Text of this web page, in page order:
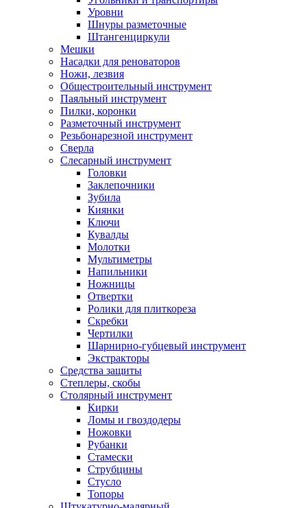
Уровни
Шнуры разметочные
Штангенциркули
Мешки
Насадки для реноваторов
Ножи, лезвия
Общестроительный инструмент
Паяльный инструмент
Пилки, коронки
Разметочный инструмент
Резьбонарезной инструмент
Сверла
Слесарный инструмент
Головки
Заклепочники
Зубила
Киянки
Ключи
Кувалды
Молотки
Мультиметры
Напильники
Ножницы
Отвертки
Ролики для плиткореза
Скребки
Чертилки
Шарнирно-губцевый инструмент
Экстракторы
Средства защиты
Степлеры, скобы
Столярный инструмент
Кирки
Ломы и гвоздодеры
Ножовки
Рубанки
Стамески
Струбцины
Стусло
Топоры